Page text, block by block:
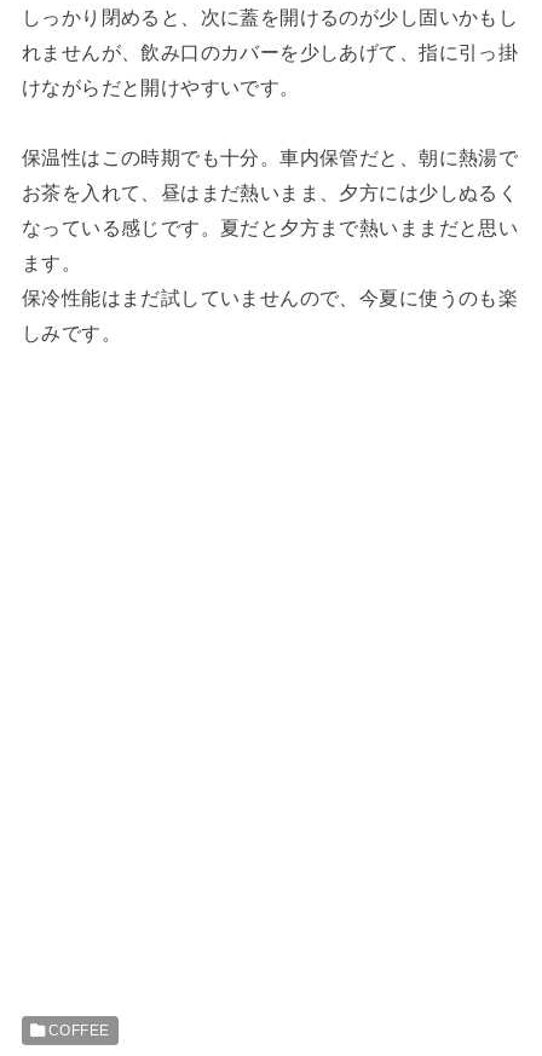
しっかり閉めると、次に蓋を開けるのが少し固いかもし
れませんが、飲み口のカバーを少しあげて、指に引っ掛
けながらだと開けやすいです。
保温性はこの時期でも十分。車内保管だと、朝に熱湯で
お茶を入れて、昼はまだ熱いまま、夕方には少しぬるく
なっている感じです。夏だと夕方まで熱いままだと思い
ます。
保冷性能はまだ試していませんので、今夏に使うのも楽
しみです。
COFFEE